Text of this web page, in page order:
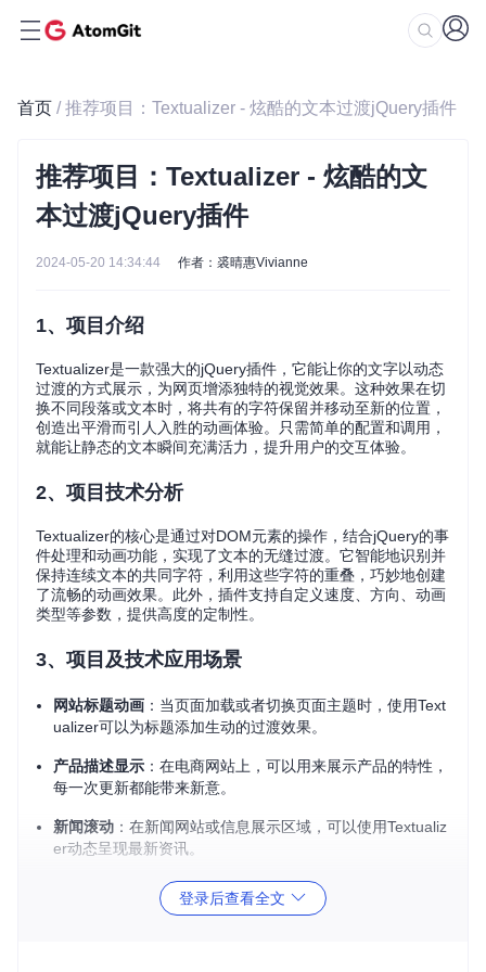
首页 / 推荐项目：Textualizer - 炫酷的文本过渡jQuery插件
推荐项目：Textualizer - 炫酷的文
本过渡jQuery插件
2024-05-20 14:34:44 作者：裘晴惠Vivianne
1、项目介绍
Textualizer是一款强大的jQuery插件，它能让你的文字以动态
过渡的方式展示，为网页增添独特的视觉效果。这种效果在切
换不同段落或文本时，将共有的字符保留并移动至新的位置，
创造出平滑而引人入胜的动画体验。只需简单的配置和调用，
就能让静态的文本瞬间充满活力，提升用户的交互体验。
2、项目技术分析
Textualizer的核心是通过对DOM元素的操作，结合jQuery的事
件处理和动画功能，实现了文本的无缝过渡。它智能地识别并
保持连续文本的共同字符，利用这些字符的重叠，巧妙地创建
了流畅的动画效果。此外，插件支持自定义速度、方向、动画
类型等参数，提供高度的定制性。
3、项目及技术应用场景
网站标题动画 ：当页面加载或者切换页面主题时，使用Text
ualizer可以为标题添加生动的过渡效果。
产品描述显示 ：在电商网站上，可以用来展示产品的特性，
每一次更新都能带来新意。
新闻滚动 ：在新闻网站或信息展示区域，可以使用Textualiz
er动态呈现最新资讯。
：在教学材料中，它可以用于强调关键概念的变
登录后查看全文